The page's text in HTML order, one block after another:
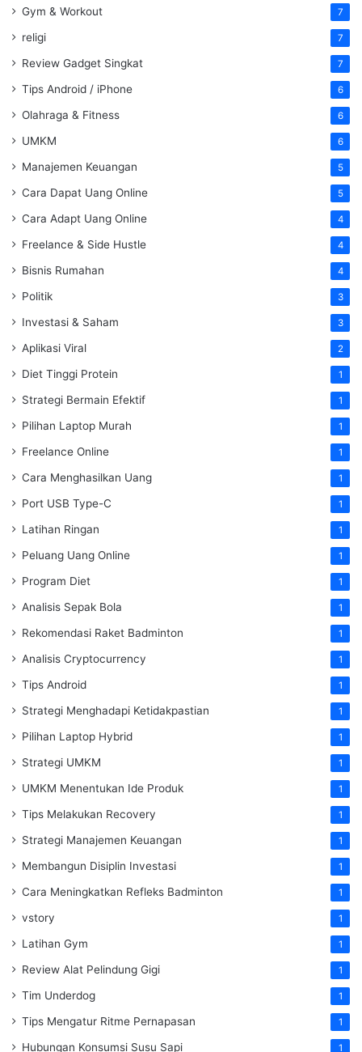
Gym & Workout 7
religi 7
Review Gadget Singkat 7
Tips Android / iPhone 6
Olahraga & Fitness 6
UMKM 6
Manajemen Keuangan 5
Cara Dapat Uang Online 5
Cara Adapt Uang Online 4
Freelance & Side Hustle 4
Bisnis Rumahan 4
Politik 3
Investasi & Saham 3
Aplikasi Viral 2
Diet Tinggi Protein 1
Strategi Bermain Efektif 1
Pilihan Laptop Murah 1
Freelance Online 1
Cara Menghasilkan Uang 1
Port USB Type-C 1
Latihan Ringan 1
Peluang Uang Online 1
Program Diet 1
Analisis Sepak Bola 1
Rekomendasi Raket Badminton 1
Analisis Cryptocurrency 1
Tips Android 1
Strategi Menghadapi Ketidakpastian 1
Pilihan Laptop Hybrid 1
Strategi UMKM 1
UMKM Menentukan Ide Produk 1
Tips Melakukan Recovery 1
Strategi Manajemen Keuangan 1
Membangun Disiplin Investasi 1
Cara Meningkatkan Refleks Badminton 1
vstory 1
Latihan Gym 1
Review Alat Pelindung Gigi 1
Tim Underdog 1
Tips Mengatur Ritme Pernapasan 1
Hubungan Konsumsi Susu Sapi 1